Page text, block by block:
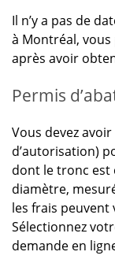
Il n’y a pas de
à Montréal,
après avoir
Permis
Vous devez
d’autorisation)
dont le tronc est
diamètre,
les frais peuvent
Sélectionnez
demande en